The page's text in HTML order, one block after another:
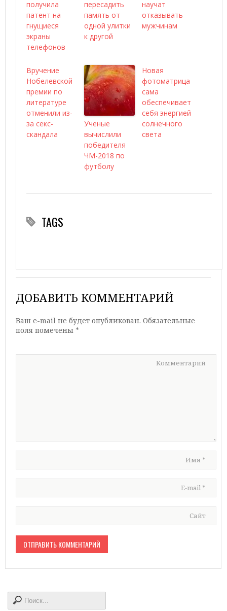
получила
патент на
гнущиеся
экраны
телефонов
пересадить
память от
одной улитки
к другой
научат
отказывать
мужчинам
Вручение
Нобелевской
премии по
литературе
отменили из-
за секс-
скандала
Ученые
вычислили
победителя
ЧМ-2018 по
футболу
Новая
фотоматрица
сама
обеспечивает
себя энергией
солнечного
света
TAGS
ДОБАВИТЬ КОММЕНТАРИЙ
Ваш e-mail не будет опубликован. Обязательные
поля помечены *
Комментарий
Имя*
E-mail*
Сайт